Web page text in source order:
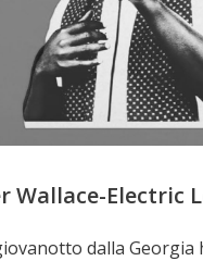
Wallace-Electric
dalla Georgia